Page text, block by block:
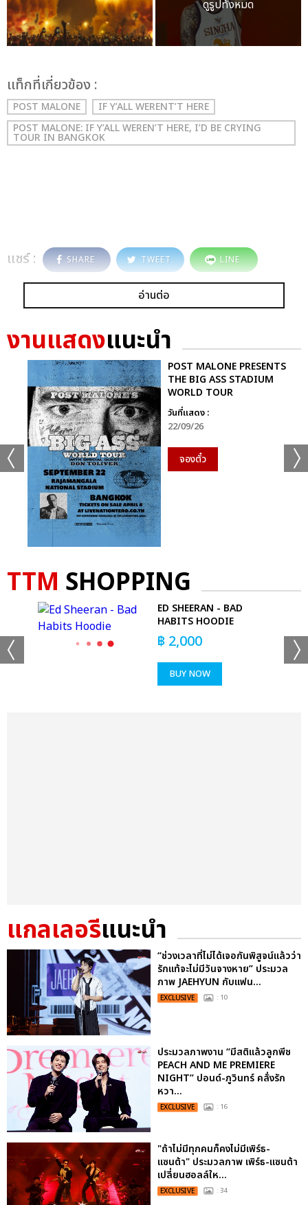
ดูรูปทั้งหมด
เเท็กที่เกี่ยวข้อง :
POST MALONE
IF Y’ALL WERENT’T HERE
POST MALONE: IF Y’ALL WEREN’T HERE, I’D BE CRYING
TOUR IN BANGKOK
แชร์ : SHARE TWEET LINE
อ่านต่อ
งานแสดงแนะนำ
POST MALONE PRESENTS
THE BIG ASS STADIUM
WORLD TOUR
วันที่แสดง :
22/09/26
จองตั๋ว
TTM SHOPPING
ED SHEERAN - BAD
HABITS HOODIE
฿ 2,000
BUY NOW
แกลเลอรีแนะนำ
“ช่วงเวลาที่ไม่ได้เจอกันพิสูจน์แล้วว่า
รักแท้จะไม่มีวันจางหาย” ประมวล
ภาพ JAEHYUN กับแฟน...
EXCLUSIVE : 10
ประมวลภาพงาน “มีสติแล้วลูกพีช
PEACH AND ME PREMIERE
NIGHT” ปอนด์-ภูวินทร์ คลั่งรัก
หวา...
EXCLUSIVE : 16
"ถ้าไม่มีทุกคนก็คงไม่มีเพิร์ธ-
แซนต้า" ประมวลภาพ เพิร์ธ-แซนต้า
เปลี่ยนฮอลล์ให...
EXCLUSIVE : 34